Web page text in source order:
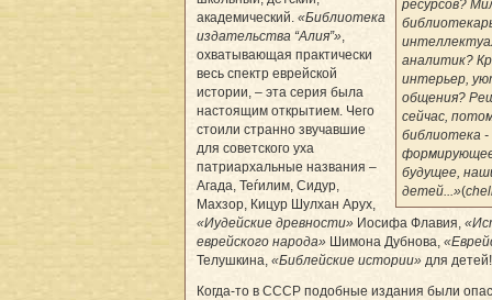
ресурсов?
аналитик?
интерьер,
общения?
сейчас,
библиотека
будущее,
детей...»(
академический. «Библиотека
издательства “Алия”»
охватывающая практически
весь спектр еврейской
истории, – эта серия была
настоящим открытием. Чего
стоили странно звучавшие
для советского уха
патриархальные названия –
Агада, Теѓилим, Сидур,
Махзор, Кицур Шулхан Арух,
«Иудейские древности» Иосифа Флавия,
еврейского народа» Шимона Дубнова,
Телушкина, «Библейские истории» для детей!
Когда-то в СССР подобные издания были